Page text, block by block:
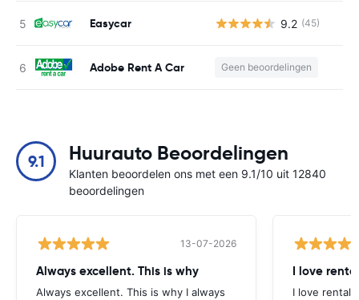
Easycar 9.2 (45)
Adobe Rent A Car Geen beoordelingen
9.1 Huurauto Beoordelingen
Klanten beoordelen ons met een 9.1/10 uit 12840
beoordelingen
13-07-2026
Always excellent. This is why
Always excellent. This is why I always
I love
I love rental